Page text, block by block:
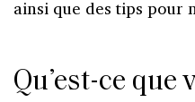
ainsi que des tips pour
Qu’est-ce que